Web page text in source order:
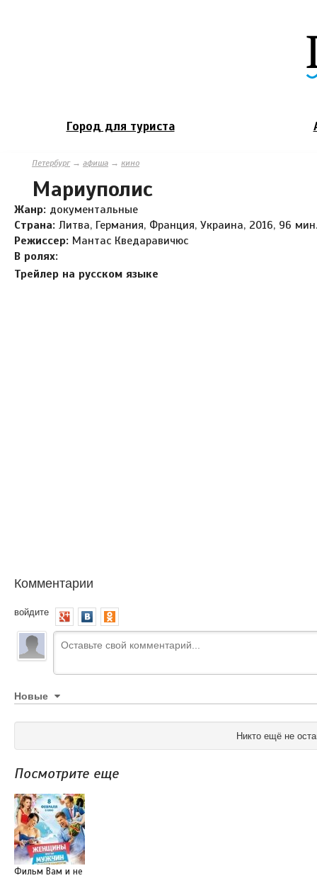
Город для туриста
Петербург→ афиша → кино
Мариуполис
Жанр: документальные
Страна: Литва, Германия, Франция, Украина, 2016, 96 мин.
Режиссер: Мантас Кведаравичюс
В ролях:
Трейлер на русском языке
Комментарии
войдите
Новые
Никто ещё не
Посмотрите еще
Фильм Вам и не